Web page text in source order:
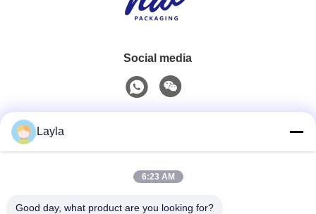
Social media
0086-18688885859
Layla
6:23 AM
Good day, what product are you looking for?